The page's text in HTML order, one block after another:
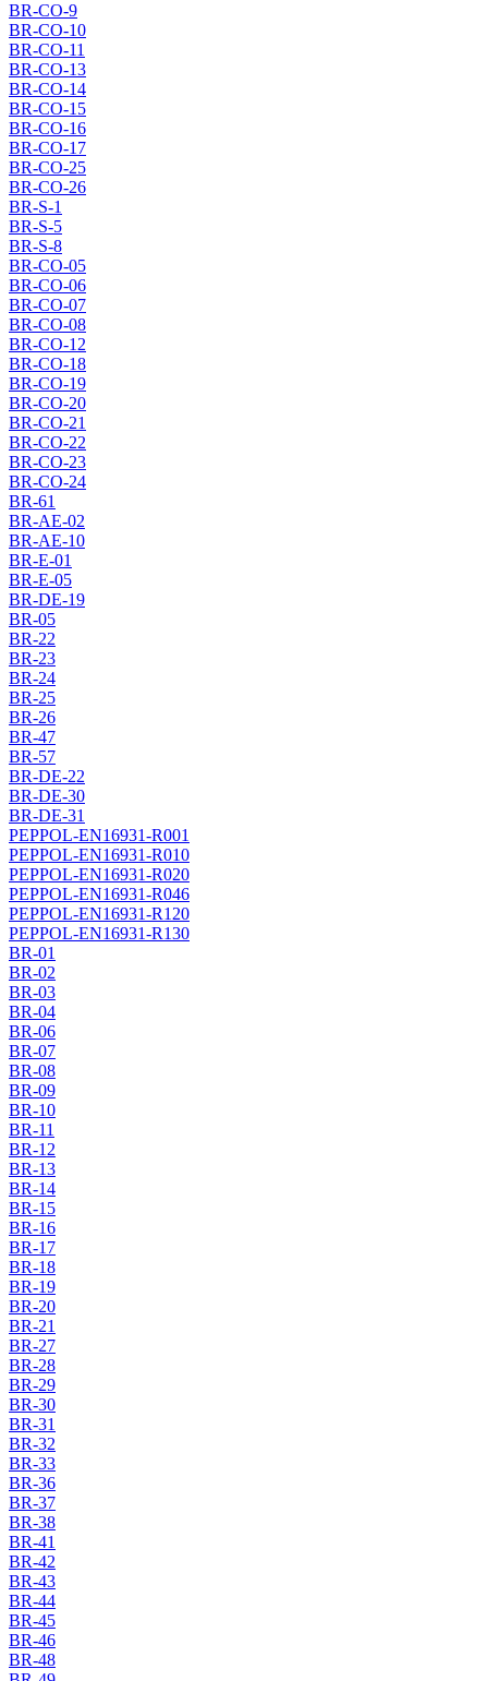
BR-CO-9
BR-CO-10
BR-CO-11
BR-CO-13
BR-CO-14
BR-CO-15
BR-CO-16
BR-CO-17
BR-CO-25
BR-CO-26
BR-S-1
BR-S-5
BR-S-8
BR-CO-05
BR-CO-06
BR-CO-07
BR-CO-08
BR-CO-12
BR-CO-18
BR-CO-19
BR-CO-20
BR-CO-21
BR-CO-22
BR-CO-23
BR-CO-24
BR-61
BR-AE-02
BR-AE-10
BR-E-01
BR-E-05
BR-DE-19
BR-05
BR-22
BR-23
BR-24
BR-25
BR-26
BR-47
BR-57
BR-DE-22
BR-DE-30
BR-DE-31
PEPPOL-EN16931-R001
PEPPOL-EN16931-R010
PEPPOL-EN16931-R020
PEPPOL-EN16931-R046
PEPPOL-EN16931-R120
PEPPOL-EN16931-R130
BR-01
BR-02
BR-03
BR-04
BR-06
BR-07
BR-08
BR-09
BR-10
BR-11
BR-12
BR-13
BR-14
BR-15
BR-16
BR-17
BR-18
BR-19
BR-20
BR-21
BR-27
BR-28
BR-29
BR-30
BR-31
BR-32
BR-33
BR-36
BR-37
BR-38
BR-41
BR-42
BR-43
BR-44
BR-45
BR-46
BR-48